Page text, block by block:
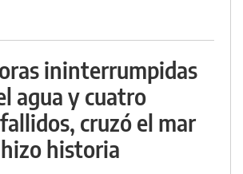
ininterrumpidas
agua y cuatro
cruzó el mar
historia